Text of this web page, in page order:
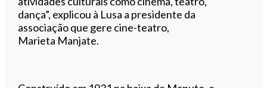
dança”, explicou à Lusa a presidente da
associação que gere cine-teatro,
Marieta Manjate.